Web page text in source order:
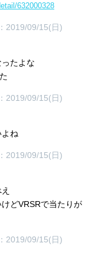
632000328
：2019/09/15(日)
たよな
：2019/09/15(日)
ね
：2019/09/15(日)
どVRSRで当たりが
：2019/09/15(日)